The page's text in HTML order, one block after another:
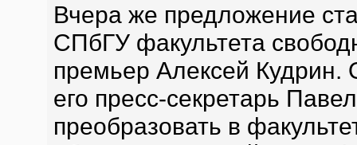
Вчера же предложение
СПбГУ факультета
премьер Алексей
его пресс-секретарь
преобразовать в